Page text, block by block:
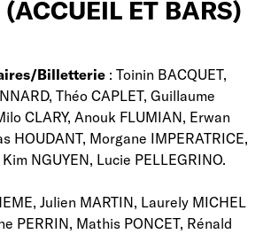
ET BARS)
Billetterie : Toinin BACQUET,
Théo CAPLET, Guillaume
CLARY, Anouk FLUMIAN, Erwan
HOUDANT, Morgane IMPERATRICE,
NGUYEN, Lucie PELLEGRINO.
Julien MARTIN, Laurely MICHEL
PERRIN, Mathis PONCET, Rénald